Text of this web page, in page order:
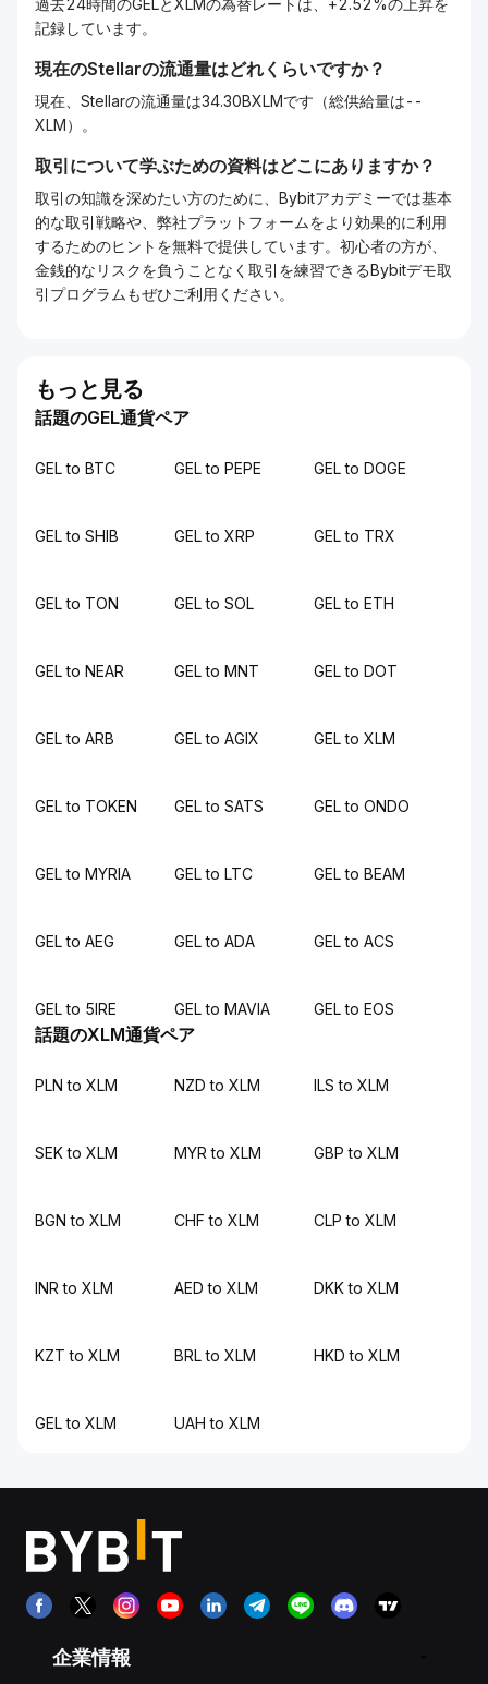
過去24時間のGELとXLMの為替レートは、+2.52%の上昇を
記録しています。
現在のStellarの流通量はどれくらいですか？
現在、Stellarの流通量は34.30BXLMです（総供給量は--
XLM）。
取引について学ぶための資料はどこにありますか？
取引の知識を深めたい方のために、Bybitアカデミーでは基本
的な取引戦略や、弊社プラットフォームをより効果的に利用
するためのヒントを無料で提供しています。初心者の方が、
金銭的なリスクを負うことなく取引を練習できるBybitデモ取
引プログラムもぜひご利用ください。
もっと見る
話題のGEL通貨ペア
GEL to BTC GEL to PEPE GEL to DOGE
GEL to SHIB GEL to XRP GEL to TRX
GEL to TON GEL to SOL GEL to ETH
GEL to NEAR GEL to MNT GEL to DOT
GEL to ARB GEL to AGIX GEL to XLM
GEL to TOKEN GEL to SATS GEL to ONDO
GEL to MYRIA GEL to LTC GEL to BEAM
GEL to AEG GEL to ADA GEL to ACS
GEL to 5IRE GEL to MAVIA GEL to EOS
話題のXLM通貨ペア
PLN to XLM NZD to XLM ILS to XLM
SEK to XLM MYR to XLM GBP to XLM
BGN to XLM CHF to XLM CLP to XLM
INR to XLM AED to XLM DKK to XLM
KZT to XLM BRL to XLM HKD to XLM
GEL to XLM UAH to XLM
企業情報